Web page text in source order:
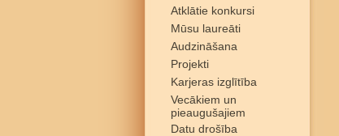
Atklātie konkursi
Mūsu laureāti
Audzināšana
Projekti
Karjeras izglītība
Vecākiem un
pieaugušajiem
Datu drošība